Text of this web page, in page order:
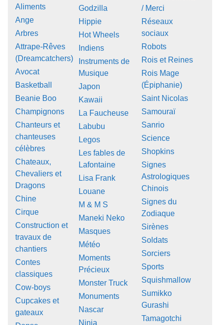
Aliments
Ange
Arbres
Attrape-Rêves
(Dreamcatchers)
Avocat
Basketball
Beanie Boo
Champignons
Chanteurs et
chanteuses
célèbres
Chateaux,
Chevaliers et
Dragons
Chine
Cirque
Construction et
travaux de
chantiers
Contes
classiques
Cow-boys
Cupcakes et
gateaux
Godzilla
Hippie
Hot Wheels
Indiens
Instruments de
Musique
Japon
Kawaii
La Faucheuse
Labubu
Legos
Les fables de
Lafontaine
Lisa Frank
Louane
M & M S
Maneki Neko
Masques
Météo
Moments
Précieux
Monster Truck
Monuments
Nascar
Ninja
/ Merci
Réseaux
sociaux
Robots
Rois et Reines
Rois Mage
(Épiphanie)
Saint Nicolas
Samouraï
Sanrio
Science
Shopkins
Signes
Astrologiques
Chinois
Signes du
Zodiaque
Sirènes
Soldats
Sorciers
Sports
Squishmallow
Sumikko
Gurashi
Tamagotchi